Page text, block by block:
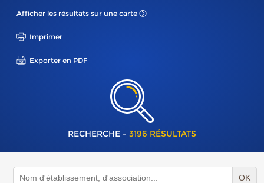
Afficher les résultats sur une carte
Imprimer
Exporter en PDF
RECHERCHE - 3196 RÉSULTATS
OK